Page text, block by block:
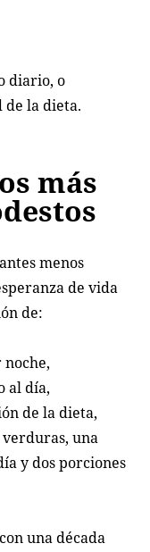
diario, o
la dieta.
más
menos
de vida
de:
al día,
de la dieta,
una
y dos porciones
una década